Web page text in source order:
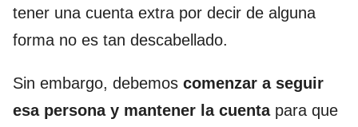
tener una cuenta extra por decir de alguna
forma no es tan descabellado.
Sin embargo, debemos comenzar a seguir
esa persona y mantener la cuentapara que